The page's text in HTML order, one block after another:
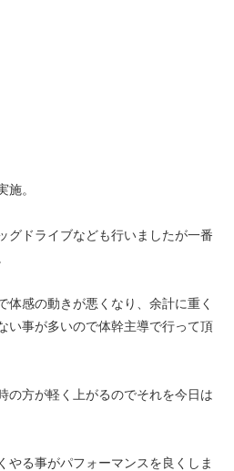
施。
グドライブなども行いましたが一番
体感の動きが悪くなり、余計に重く
い事が多いので体幹主導で行って頂
の方が軽く上がるのでそれを今日は
やる事がパフォーマンスを良くしま